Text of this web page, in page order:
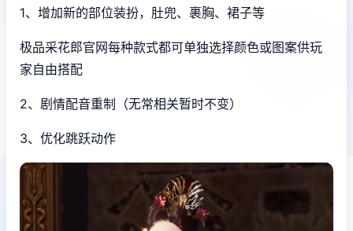
1、增加新的部位装扮，肚兜、裹胸、裙子等
极品采花郎官网每种款式都可单独选择颜色或图案供玩
家自由搭配
2、剧情配音重制（无常相关暂时不变）
3、优化跳跃动作